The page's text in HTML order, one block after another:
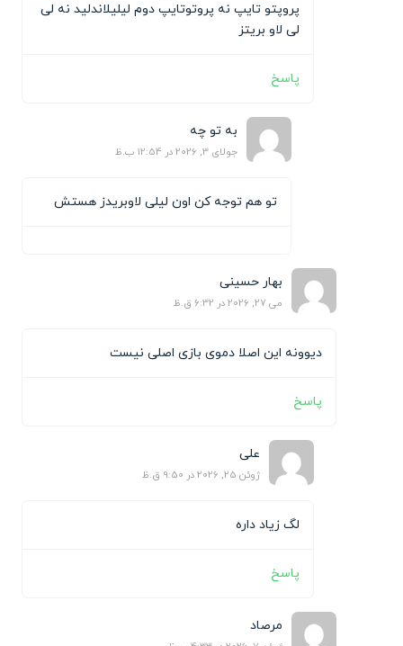
پروپتو تایپ نه پروتوتایپ دوم لیلیلاندلید نه لی
لی لاو بریتز
پاسخ
به تو چه
جولای 3, 2026 در 12:54 ب.ظ
تو هم توجه کن اون لیلی لاوبریدز هستش
بهار حسینی
می 27, 2026 در 6:32 ق.ظ
دیوونه این اصلا دموی بازی اصلی نیست
پاسخ
علی
ژوئن 25, 2026 در 9:50 ق.ظ
لگ زیاد داره
پاسخ
مرصاد